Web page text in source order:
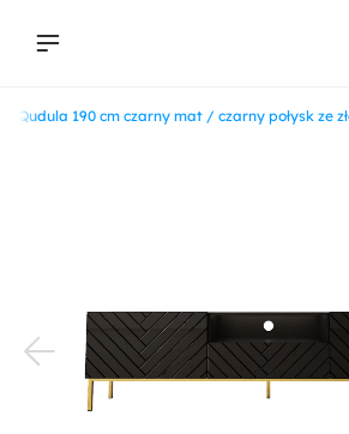
Qudula 190 cm czarny mat / czarny połysk ze